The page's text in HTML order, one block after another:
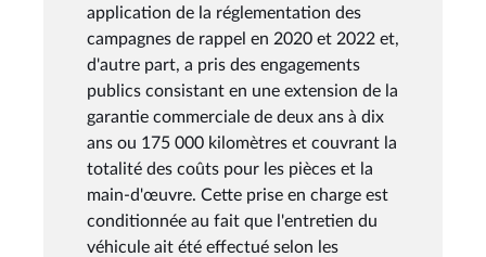
application de la réglementation des
campagnes de rappel en 2020 et 2022 et,
d'autre part, a pris des engagements
publics consistant en une extension de la
garantie commerciale de deux ans à dix
ans ou 175 000 kilomètres et couvrant la
totalité des coûts pour les pièces et la
main-d'œuvre. Cette prise en charge est
conditionnée au fait que l'entretien du
véhicule ait été effectué selon les